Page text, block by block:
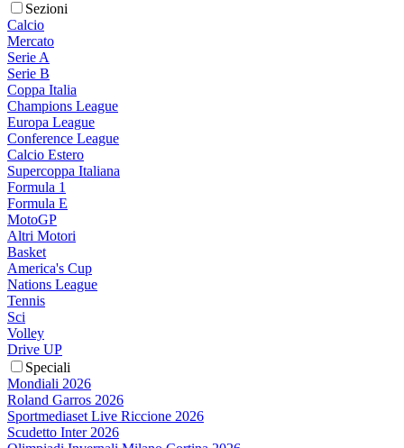
Sezioni
Calcio
Mercato
Serie A
Serie B
Coppa Italia
Champions League
Europa League
Conference League
Calcio Estero
Supercoppa Italiana
Formula 1
Formula E
MotoGP
Altri Motori
Basket
America's Cup
Nations League
Tennis
Sci
Volley
Drive UP
Speciali
Mondiali 2026
Roland Garros 2026
Sportmediaset Live Riccione 2026
Scudetto Inter 2026